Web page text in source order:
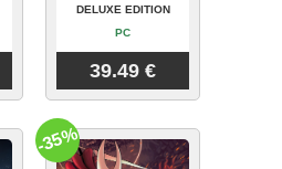
DELUXE EDITION
PC
39.49 €
-35%